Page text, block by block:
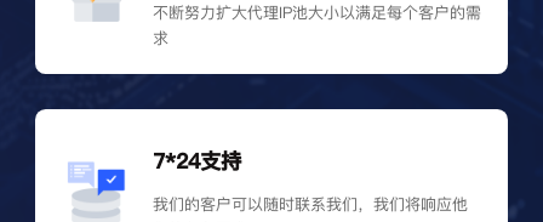
不断努力扩大代理IP池大小以满足每个客户的需
求
7*24支持
我们的客户可以随时联系我们，我们将响应他